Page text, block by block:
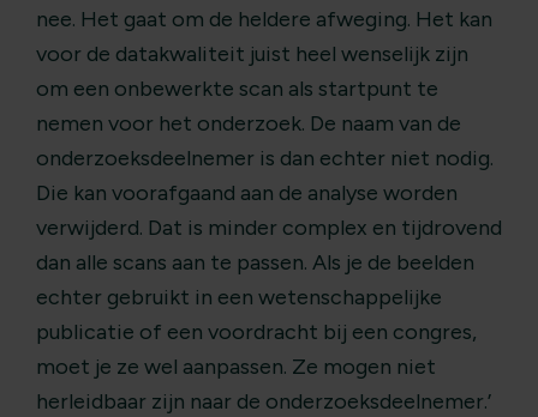
nee. Het gaat om de heldere afweging. Het kan
voor de datakwaliteit juist heel wenselijk zijn
om een onbewerkte scan als startpunt te
nemen voor het onderzoek. De naam van de
onderzoeksdeelnemer is dan echter niet nodig.
Die kan voorafgaand aan de analyse worden
verwijderd. Dat is minder complex en tijdrovend
dan alle scans aan te passen. Als je de beelden
echter gebruikt in een wetenschappelijke
publicatie of een voordracht bij een congres,
moet je ze wel aanpassen. Ze mogen niet
herleidbaar zijn naar de onderzoeksdeelnemer.’